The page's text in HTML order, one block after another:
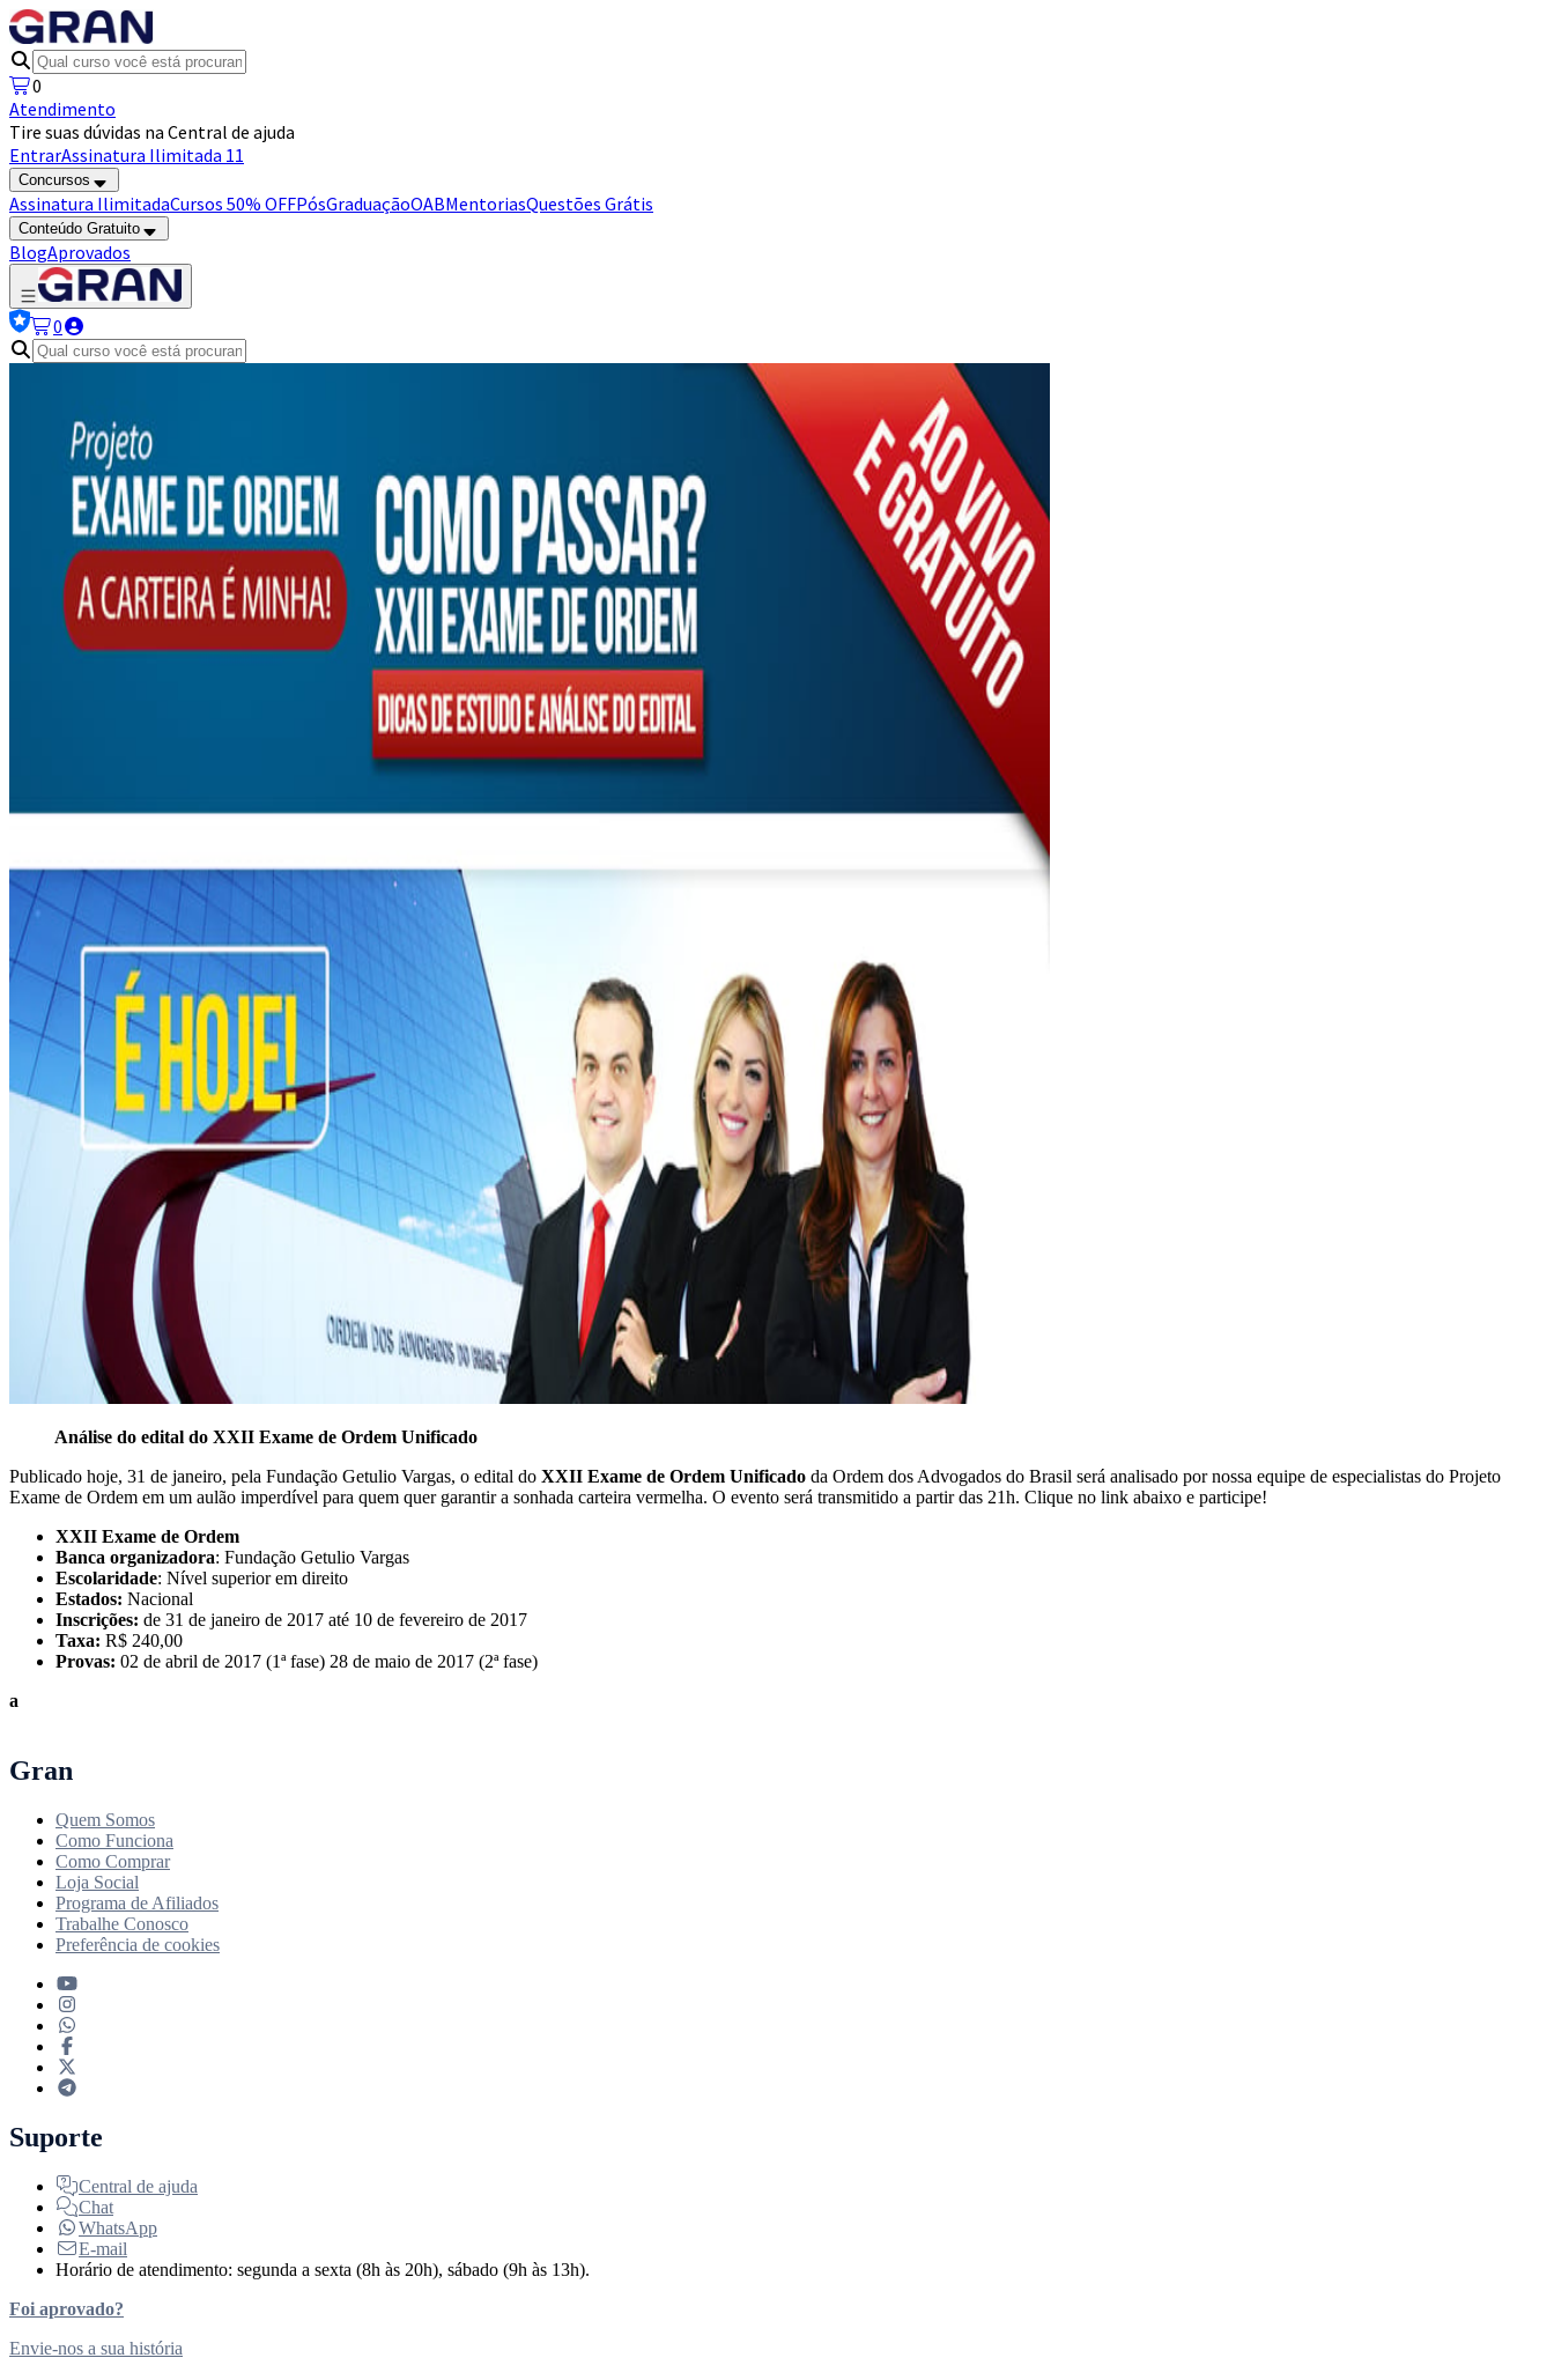
0
Atendimento
Tire suas dúvidas na Central de ajuda
EntrarAssinatura Ilimitada 11
Concursos
Assinatura IlimitadaCursos 50% OFFPósGraduaçãoOABMentoriasQuestões Grátis
Conteúdo Gratuito
BlogAprovados
0
Análise do edital do XXII Exame de Ordem Unificado
Publicado hoje, 31 de janeiro, pela Fundação Getulio Vargas, o edital do XXII Exame de Ordem Unificado da Ordem dos Advogados do Brasil será analisado por nossa equipe de especialistas do Projeto
Exame de Ordem em um aulão imperdível para quem quer garantir a sonhada carteira vermelha. O evento será transmitido a partir das 21h. Clique no link abaixo e participe!
XXII Exame de Ordem
Banca organizadora: Fundação Getulio Vargas
Escolaridade: Nível superior em direito
Estados: Nacional
Inscrições: de 31 de janeiro de 2017 até 10 de fevereiro de 2017
Taxa: R$ 240,00
Provas: 02 de abril de 2017 (1ª fase) 28 de maio de 2017 (2ª fase)
a
Gran
Quem Somos
Como Funciona
Como Comprar
Loja Social
Programa de Afiliados
Trabalhe Conosco
Preferência de cookies
Suporte
Central de ajuda
Chat
WhatsApp
E-mail
Horário de atendimento: segunda a sexta (8h às 20h), sábado (9h às 13h).
Foi aprovado?
Envie-nos a sua história